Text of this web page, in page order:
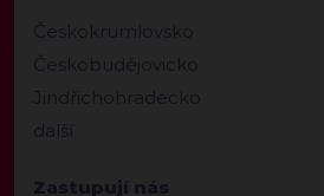
Českokrumlovsko
Českobudějovicko
Jindřichohradecko
další
Zastupují nás